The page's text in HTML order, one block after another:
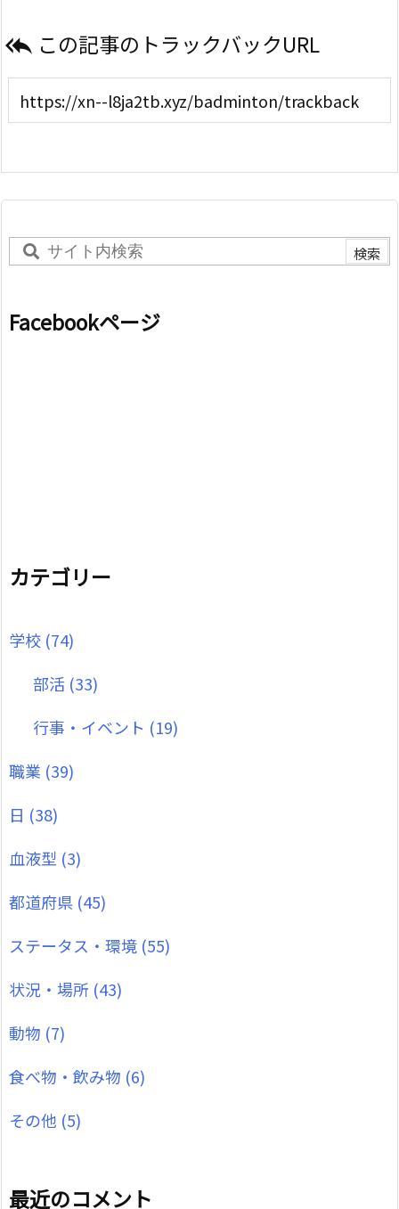
 この記事のトラックバックURL
Facebookページ
カテゴリー
学校 (74)
部活 (33)
行事・イベント (19)
職業 (39)
日 (38)
血液型 (3)
都道府県 (45)
ステータス・環境 (55)
状況・場所 (43)
動物 (7)
食べ物・飲み物 (6)
その他 (5)
最近のコメント